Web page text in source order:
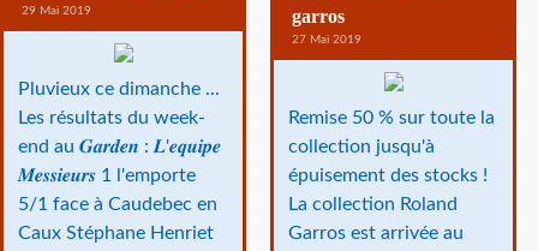
29 Mai 2019
Pluvieux ce dimanche ...
Les résultats du week-
end au 𝑮𝒂𝒓𝒅𝒆𝒏 : 𝑳'𝒆𝒒𝒖𝒊𝒑𝒆
𝑴𝒆𝒔𝒔𝒊𝒆𝒖𝒓𝒔 1 l'emporte
5/1 face à Caudebec en
Caux Stéphane Henriet
garros
27 Mai 2019
Remise 50 % sur toute la
collection jusqu'à
épuisement des stocks !
La collection Roland
Garros est arrivée au